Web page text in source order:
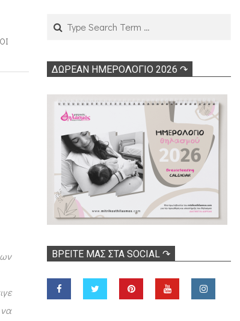
να
Search
ΔΩΡΕΑΝ ΗΜΕΡΟΛΟΓΙΟ 2026 ↷
ΒΡΕΊΤΕ ΜΑΣ ΣΤΑ SOCIAL ↷